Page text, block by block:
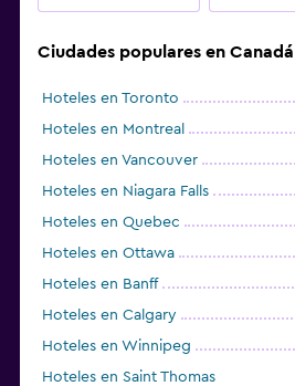
Ciudades populares en Canadá
Hoteles en Toronto
Hoteles en Montreal
Hoteles en Vancouver
Hoteles en Niagara Falls
Hoteles en Quebec
Hoteles en Ottawa
Hoteles en Banff
Hoteles en Calgary
Hoteles en Winnipeg
Hoteles en Saint Thomas